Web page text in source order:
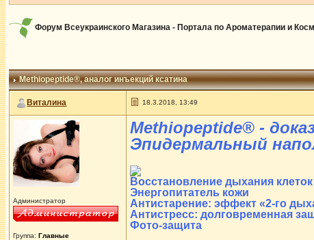
Форум Всеукраинского Магазина - Портала по Ароматерапии и
Methiopeptide®, аналог инъекций ксатина
Виталина 18.3.2018, 13:49
Администратор
Группа:Главные
Methiopeptide® -
Эпидермальный
Восстановление дыхания клеток
Энергопитатель кожи
Антистарение: эффект «2-го
Антистресс: долговременная
Фото-защита